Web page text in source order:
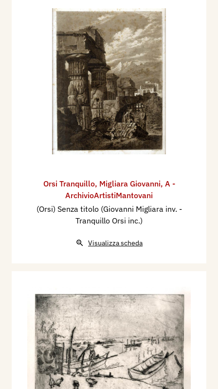
Orsi Tranquillo, Migliara Giovanni, A -
ArchivioArtistiMantovani
(Orsi) Senza titolo (Giovanni Migliara inv. -
Tranquillo Orsi inc.)
Visualizza scheda